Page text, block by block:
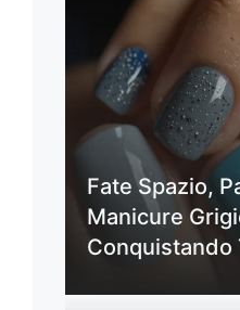
Fate Spazio,
Manicure
Conquistando